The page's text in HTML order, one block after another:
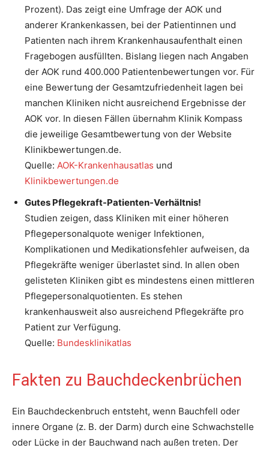
Prozent). Das zeigt eine Umfrage der AOK und
anderer Krankenkassen, bei der Patientinnen und
Patienten nach ihrem Krankenhausaufenthalt einen
Fragebogen ausfüllten. Bislang liegen nach Angaben
der AOK rund 400.000 Patientenbewertungen vor. Für
eine Bewertung der Gesamtzufriedenheit lagen bei
manchen Kliniken nicht ausreichend Ergebnisse der
AOK vor. In diesen Fällen übernahm Klinik Kompass
die jeweilige Gesamtbewertung von der Website
Klinikbewertungen.de.
Quelle: AOK-Krankenhausatlas und
Klinikbewertungen.de
Gutes Pflegekraft-Patienten-Verhältnis!
Studien zeigen, dass Kliniken mit einer höheren
Pflegepersonalquote weniger Infektionen,
Komplikationen und Medikationsfehler aufweisen, da
Pflegekräfte weniger überlastet sind. In allen oben
gelisteten Kliniken gibt es mindestens einen mittleren
Pflegepersonalquotienten. Es stehen
krankenhausweit also ausreichend Pflegekräfte pro
Patient zur Verfügung.
Quelle: Bundesklinikatlas
Fakten zu Bauchdeckenbrüchen
Ein Bauchdeckenbruch entsteht, wenn Bauchfell oder
innere Organe (z. B. der Darm) durch eine Schwachstelle
oder Lücke in der Bauchwand nach außen treten. Der